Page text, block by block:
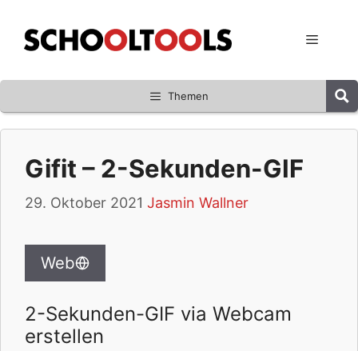
Inhalt
springen
Menü
Themen
Gifit – 2-Sekunden-GIF
29. Oktober 2021 Jasmin Wallner
Web
2-Sekunden-GIF via Webcam
erstellen